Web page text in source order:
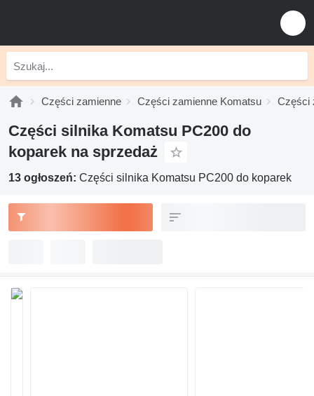
Części zamienne Części zamienne Komatsu Części
Części silnika Komatsu PC200 do
koparek na sprzedaż
13 ogłoszeń: Części silnika Komatsu PC200 do koparek